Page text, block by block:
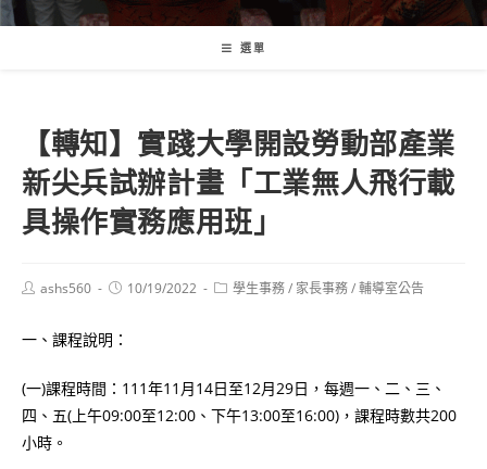
選單
【轉知】實踐大學開設勞動部產業
新尖兵試辦計畫「工業無人飛行載
具操作實務應用班」
Postashs560
Post10/19/2022
Post學生事務/ 家長事務/輔導室公告
一、課程說明：
(一)課程時間：111年11月14日至12月29日，每週一、二、三、
四、五(上午09:00至12:00、下午13:00至16:00)，課程時數共200
小時。